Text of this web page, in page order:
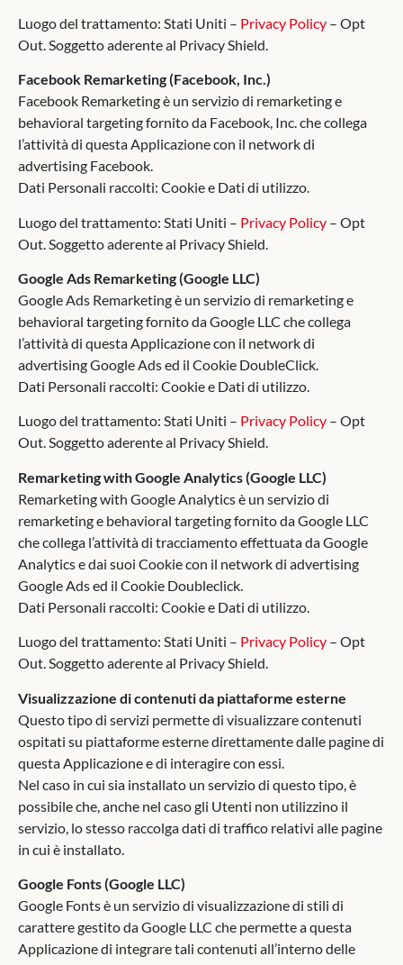
Luogo del trattamento: Stati Uniti – Privacy Policy – Opt
Out. Soggetto aderente al Privacy Shield.
Facebook Remarketing (Facebook, Inc.)
Facebook Remarketing è un servizio di remarketing e
behavioral targeting fornito da Facebook, Inc. che collega
l’attività di questa Applicazione con il network di
advertising Facebook.
Dati Personali raccolti: Cookie e Dati di utilizzo.
Luogo del trattamento: Stati Uniti – Privacy Policy – Opt
Out. Soggetto aderente al Privacy Shield.
Google Ads Remarketing (Google LLC)
Google Ads Remarketing è un servizio di remarketing e
behavioral targeting fornito da Google LLC che collega
l’attività di questa Applicazione con il network di
advertising Google Ads ed il Cookie DoubleClick.
Dati Personali raccolti: Cookie e Dati di utilizzo.
Luogo del trattamento: Stati Uniti – Privacy Policy – Opt
Out. Soggetto aderente al Privacy Shield.
Remarketing with Google Analytics (Google LLC)
Remarketing with Google Analytics è un servizio di
remarketing e behavioral targeting fornito da Google LLC
che collega l’attività di tracciamento effettuata da Google
Analytics e dai suoi Cookie con il network di advertising
Google Ads ed il Cookie Doubleclick.
Dati Personali raccolti: Cookie e Dati di utilizzo.
Luogo del trattamento: Stati Uniti – Privacy Policy – Opt
Out. Soggetto aderente al Privacy Shield.
Visualizzazione di contenuti da piattaforme esterne
Questo tipo di servizi permette di visualizzare contenuti
ospitati su piattaforme esterne direttamente dalle pagine di
questa Applicazione e di interagire con essi.
Nel caso in cui sia installato un servizio di questo tipo, è
possibile che, anche nel caso gli Utenti non utilizzino il
servizio, lo stesso raccolga dati di traffico relativi alle pagine
in cui è installato.
Google Fonts (Google LLC)
Google Fonts è un servizio di visualizzazione di stili di
carattere gestito da Google LLC che permette a questa
Applicazione di integrare tali contenuti all’interno delle